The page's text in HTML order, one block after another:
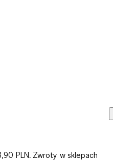
PLN. Zwroty w sklepach